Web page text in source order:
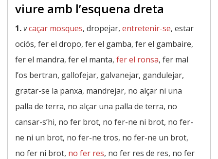
viure amb l’esquena dreta
1.vcaçar mosques, dropejar, entretenir-se, estar
ociós, fer el dropo, fer el gamba, fer el gambaire,
fer el mandra, fer el manta, fer el ronsa, fer mal
l’os bertran, gallofejar, galvanejar, gandulejar,
gratar-se la panxa, mandrejar, no alçar ni una
palla de terra, no alçar una palla de terra, no
cansar-s’hi, no fer brot, no fer-ne ni brot, no fer-
ne ni un brot, no fer-ne tros, no fer-ne un brot,
no fer ni brot, no fer res, no fer res de res, no fer